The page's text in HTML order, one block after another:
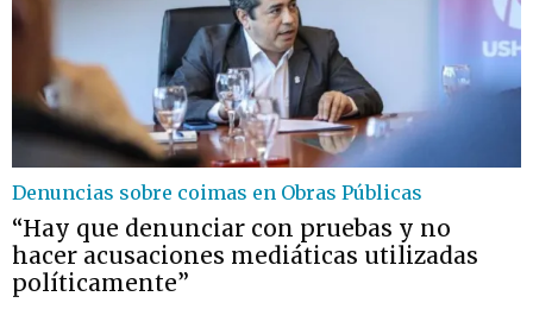
Denuncias sobre coimas en Obras Públicas
“Hay que denunciar con pruebas y no
hacer acusaciones mediáticas utilizadas
políticamente”